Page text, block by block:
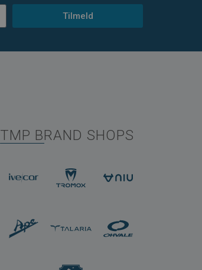
Tilmeld
TMP BRAND SHOPS